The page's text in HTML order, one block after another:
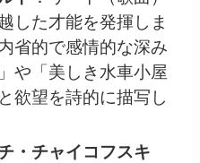
した才能を発揮しま
省的で感情的な深み
や「美しき水車小屋
欲望を詩的に描写し
・チャイコフスキ